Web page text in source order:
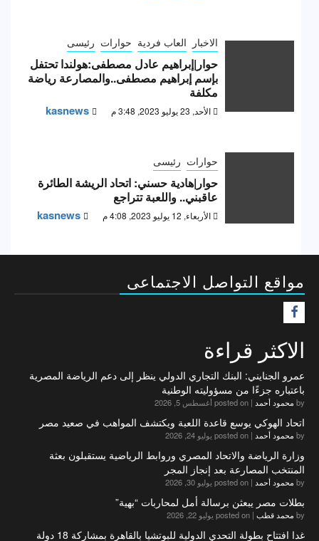
الاخبار العاب فردية حوارات رئيسى
حوار|إبراهيم عادل مصطفى:هولندا تحتفل
بإسم إبراهيم مصطفى..والمصارعة رياضة
مكلفة
الأحد, 23 يوليو 2023, 3:48 م kasnews
حوارات رئيسى
حوار|هادية حسني: اتحاد الريشة الطائرة
عاقبني.. واللعبة تتراجع
الأربعاء, 12 يوليو 2023, 4:08 م kasnews
مواقع التواصل الاجتماعى
الاكثر قراءة
عمرو الجنايني: البنك التجاري الدولي ينظر إلى دعم الرياضة المصرية
باعتباره جزءًا من مسؤوليته الوطنية
by محمود أحمد | posted on أغسطس 5, 2026
اتحاد الهوكي يوسع قاعدة اللعبة ويكتشف المواهب في صعيد مصر
by محمود أحمد | posted on يوليو 24, 2026
وزارة الرياضة والاتحاد المصري وروابط الرياضية يستقبلون بعثة
المنتخب المصارعة بعد إنجاز المجر
by محمود أحمد | posted on يوليو 30, 2026
بطلات مصر يبعثن برسالة أمل لمحاربات “بهية”
by محمد قطب | posted on يوليو 22, 2026
غدا افتتاح بطولة التحدي الدولية للبوتشيا بالقاهرة بمشاركة 18 دولة